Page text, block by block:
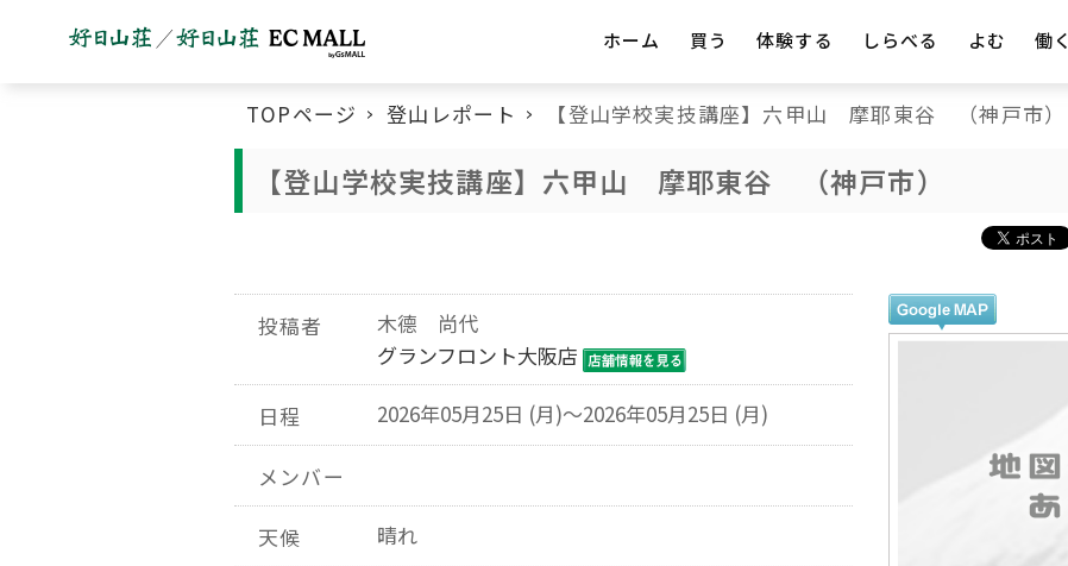
ホーム 買う 体験する しらべる よむ 働く
TOPページ 登山レポート 【登山学校実技講座】六甲山 摩耶東谷 （神戸市）
【登山学校実技講座】六甲山 摩耶東谷 （神戸市）
投稿者
木德 尚代
グランフロント大阪店
日程 2026年05月25日 (月)～2026年05月25日 (月)
メンバー
天候 晴れ